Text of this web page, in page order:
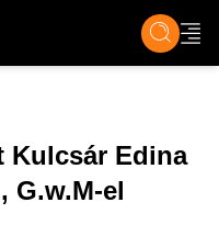
ÉLET TECH &
Kulcsár Edina
G.w.M-el